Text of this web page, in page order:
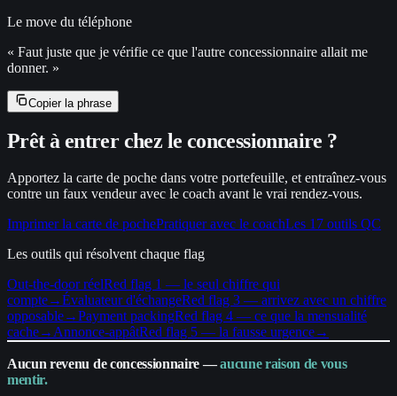
Le move du téléphone
« Faut juste que je vérifie ce que l'autre concessionnaire allait me
donner. »
Copier la phrase
Prêt à entrer chez le concessionnaire ?
Apportez la carte de poche dans votre portefeuille, et entraînez-vous
contre un faux vendeur avec le coach avant le vrai rendez-vous.
Imprimer la carte de pochePratiquer avec le coachLes 17 outils QC
Les outils qui résolvent chaque flag
Out-the-door réelRed flag 1 — le seul chiffre qui
compte→Évaluateur d'échangeRed flag 3 — arrivez avec un chiffre
opposable→Payment packingRed flag 4 — ce que la mensualité
cache→ Annonce-appâtRed flag 5 — la fausse urgence→
Aucun revenu de concessionnaire — aucune raison de vous
mentir.